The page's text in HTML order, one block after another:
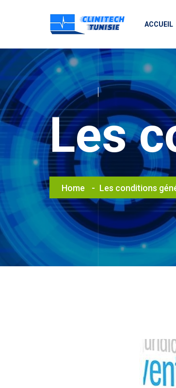
ACCUEIL
Les
Home Les conditions